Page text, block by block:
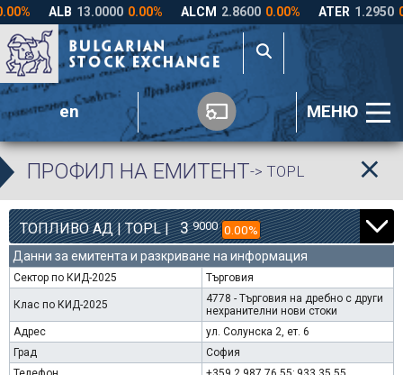
en МЕНЮ
ПРОФИЛ НА ЕМИТЕНТ-> TOPL
ТОПЛИВО АД | TOPL | 3 9000 0.00%
Данни за емитента и разкриване на информация
Сектор по КИД-2025 Търговия
Клас по КИД-2025
4778 - Търговия на дребно с други
нехранителни нови стоки
Адрес
ул. Солунска 2, ет. 6
Град
София